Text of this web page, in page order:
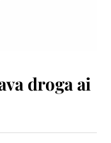
droga ai